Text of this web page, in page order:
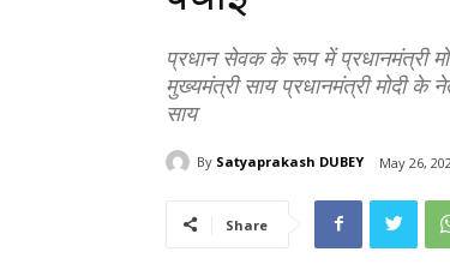
प्रधान सेवक के रूप में प्रधानमंत्री
मुख्यमंत्री साय प्रधानमंत्री मोदी के
साय
By Satyaprakash DUBEY May 26,
Share